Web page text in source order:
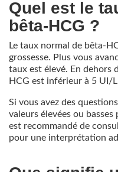
Quel est le
bêta-HCG ?
Le taux normal de bêta-
grossesse. Plus vous
taux est élevé. En dehors
HCG est inférieur à 5 UI/
Si vous avez des
valeurs élevées ou basses
est recommandé de
pour une interprétation